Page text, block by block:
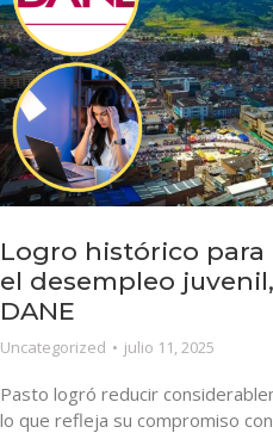
Logro histórico para
el desempleo
DANE
Uncategorized julio 11, 2025
Pasto logró reducir
lo que refleja su compromiso